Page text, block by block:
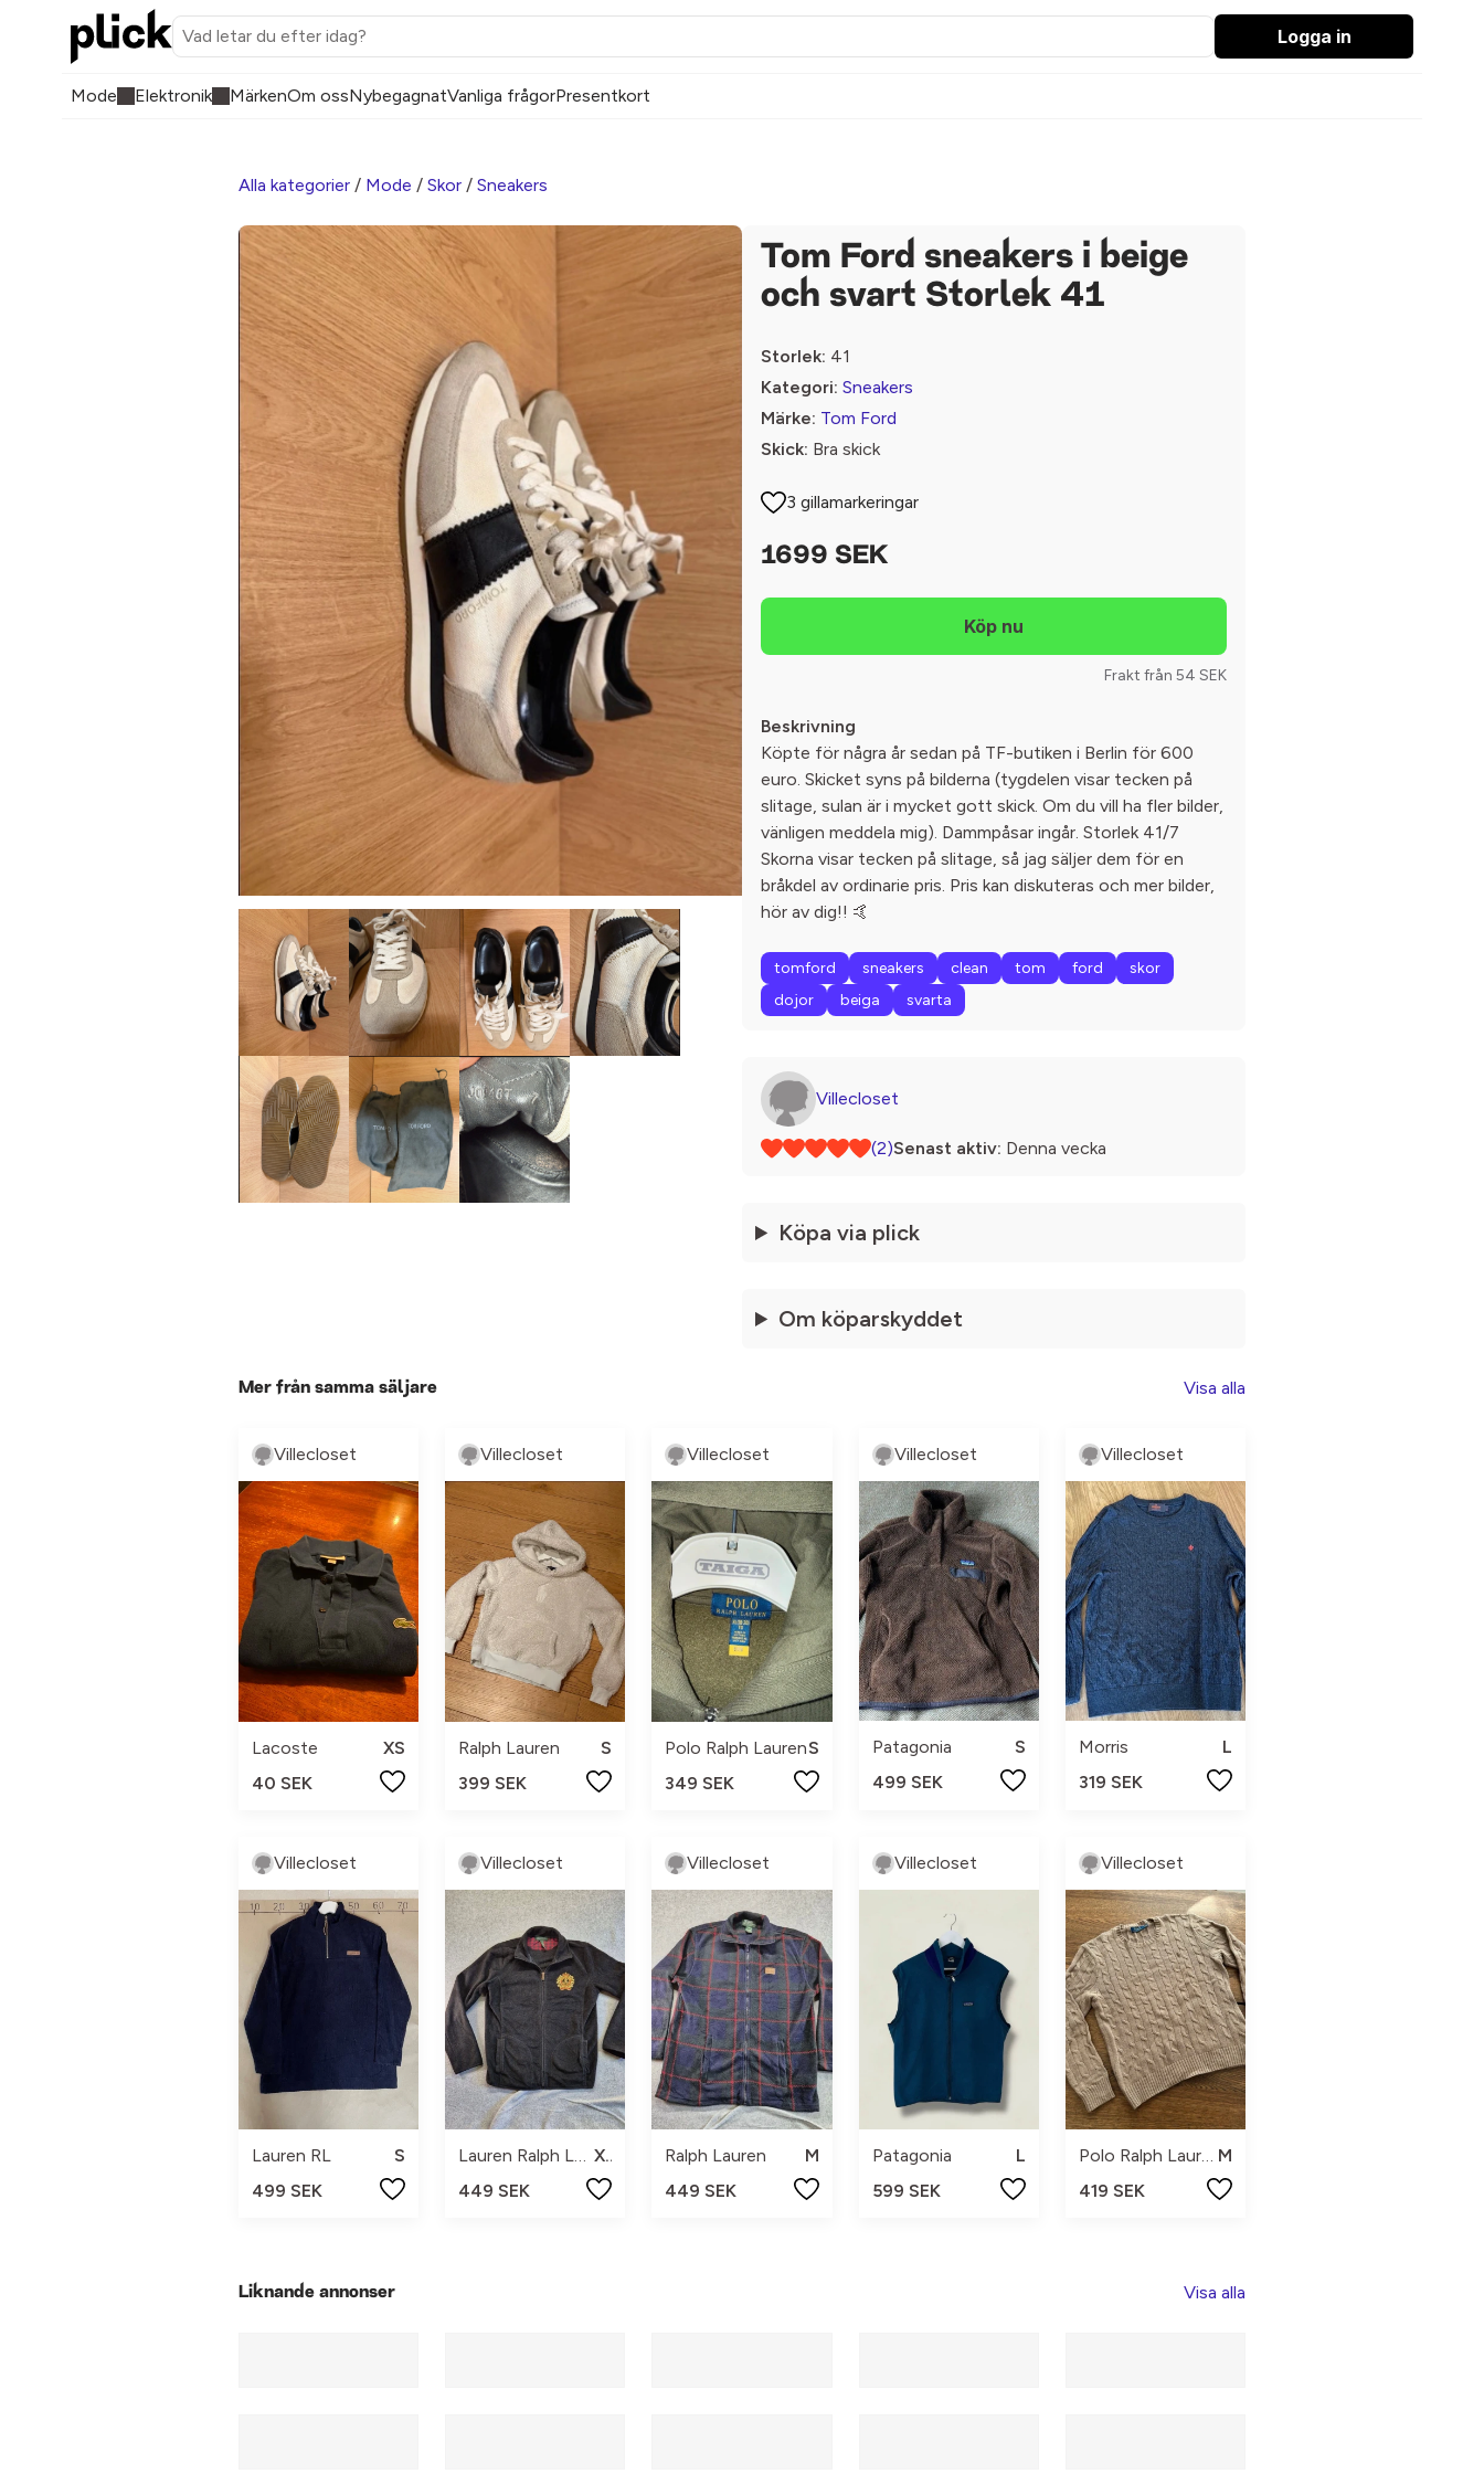
Logga in
Mode Elektronik MärkenOm ossNybegagnatVanliga frågorPresentkort
Alla kategorier / Mode / Skor / Sneakers
Tom Ford sneakers i beige
och svart Storlek 41
Storlek: 41
Kategori: Sneakers
Märke: Tom Ford
Skick: Bra skick
3 gillamarkeringar
1699 SEK
Frakt från 54 SEK
Beskrivning
Köpte för några år sedan på TF-butiken i Berlin för 600
euro. Skicket syns på bilderna (tygdelen visar tecken på
slitage, sulan är i mycket gott skick. Om du vill ha fler bilder,
vänligen meddela mig). Dammpåsar ingår. Storlek 41/7
Skorna visar tecken på slitage, så jag säljer dem för en
bråkdel av ordinarie pris. Pris kan diskuteras och mer bilder,
hör av dig!! 🤙
tomford sneakers clean tom ford
skor
dojor
beiga svarta
Villecloset
(2)Senast aktiv: Denna vecka
Köpa via plick
Om köparskyddet
Mer från samma säljare Visa alla
Villecloset
Lacoste
XS
40 SEK
Villecloset
Ralph Lauren
S
399 SEK
Villecloset
Polo Ralph LaurenS
349 SEK
Villecloset
Patagonia
S
499 SEK
Villecloset
Morris
L
319 SEK
Villecloset
Lauren RL
S
499 SEK
Villecloset
XL
449 SEK
Villecloset
Ralph Lauren
M
449 SEK
Villecloset
Patagonia
L
599 SEK
Villecloset
Polo Ralph Lauren
419 SEK
Liknande annonser Visa alla